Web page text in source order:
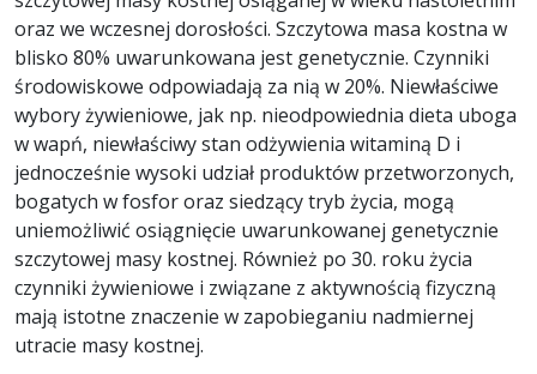
oraz we wczesnej dorosłości. Szczytowa masa kostna w
blisko 80% uwarunkowana jest genetycznie. Czynniki
środowiskowe odpowiadają za nią w 20%. Niewłaściwe
wybory żywieniowe, jak np. nieodpowiednia dieta uboga
w wapń, niewłaściwy stan odżywienia witaminą D i
jednocześnie wysoki udział produktów przetworzonych,
bogatych w fosfor oraz siedzący tryb życia, mogą
uniemożliwić osiągnięcie uwarunkowanej genetycznie
szczytowej masy kostnej. Również po 30. roku życia
czynniki żywieniowe i związane z aktywnością fizyczną
mają istotne znaczenie w zapobieganiu nadmiernej
utracie masy kostnej.